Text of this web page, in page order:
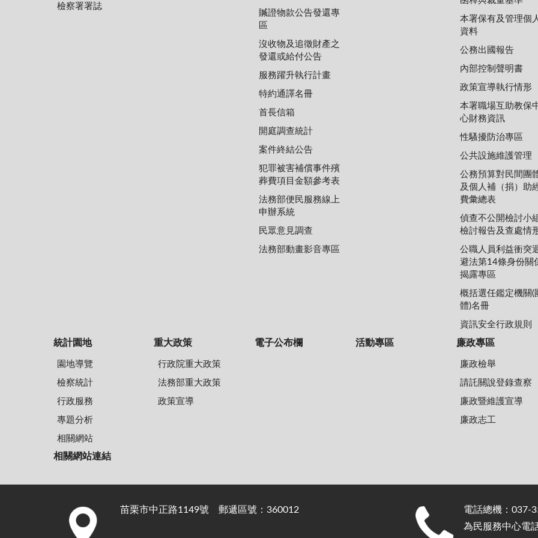
檢察署署誌
贓證物款公告發還專
區
沒收物及追徵財產之
發還或給付公告
服務躍升執行計畫
特約通譯名冊
首長信箱
開庭調查統計
案件終結公告
犯罪被害補償事件殯
葬費項目金額參考表
法務部便民服務線上
申辦系統
民眾意見調查
法務部動畫影音專區
本署保有及管理個
資料
公務出國報告
內部控制聲明書
政策宣導執行情形
本署職場互助教保
心財務資訊
性騷擾防治專區
公共設施維護管理
公務預算對民間團
及個人補（捐）助
費彙總表
偵查不公開檢討小
檢討報告及查處情
公職人員利益衝突
避法第14條身份關
揭露專區
概括選任鑑定機關(
體)名冊
資訊安全行政規則
統計園地
園地導覽
檢察統計
行政服務
專題分析
相關網站
重大政策
行政院重大政策
法務部重大政策
政策宣導
電子公布欄 活動專區 廉政專區
廉政檢舉
請託關說登錄查察
廉政暨維護宣導
廉政志工
相關網站連結
苗栗市中正路1149號 郵遞區號：360012
電話總機：037-
為民服務中心電